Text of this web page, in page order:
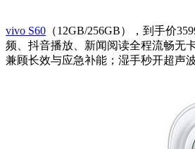
vivo S60 （12GB/256GB），到手价
频、抖音播放、新闻阅读全程流畅无
兼顾长效与应急补能；湿手秒开超声